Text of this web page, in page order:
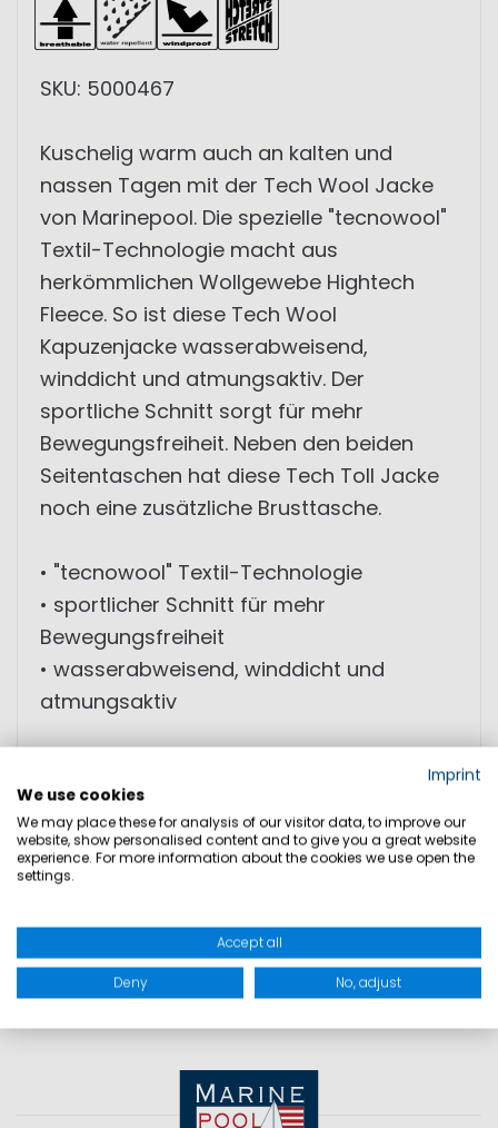
SKU: 5000467
Kuschelig warm auch an kalten und
nassen Tagen mit der Tech Wool Jacke
von Marinepool. Die spezielle "tecnowool"
Textil-Technologie macht aus
herkömmlichen Wollgewebe Hightech
Fleece. So ist diese Tech Wool
Kapuzenjacke wasserabweisend,
winddicht und atmungsaktiv. Der
sportliche Schnitt sorgt für mehr
Bewegungsfreiheit. Neben den beiden
Seitentaschen hat diese Tech Toll Jacke
noch eine zusätzliche Brusttasche.
• "tecnowool" Textil-Technologie
• sportlicher Schnitt für mehr
Bewegungsfreiheit
• wasserabweisend, winddicht und
atmungsaktiv
MATERIAL: 39% Polyester, 36% Wolle, 14%
Polyamid, 11% Polyurethan
Imprint
We use cookies
We may place these for analysis of our visitor data, to improve our
website, show personalised content and to give you a great website
experience. For more information about the cookies we use open the
settings.
Accept all
Deny No, adjust